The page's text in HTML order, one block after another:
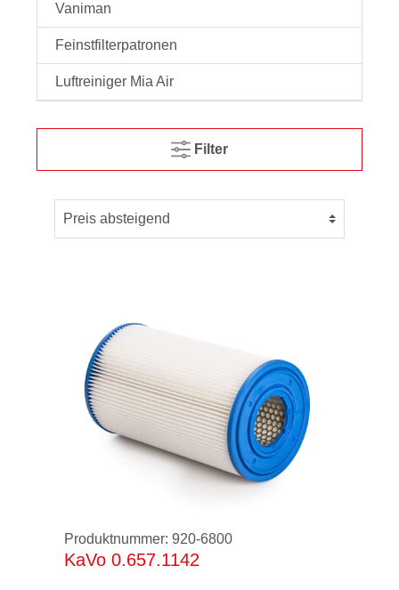
Vaniman
Feinstfilterpatronen
Luftreiniger Mia Air
Filter
Produktnummer: 920-6800
KaVo 0.657.1142